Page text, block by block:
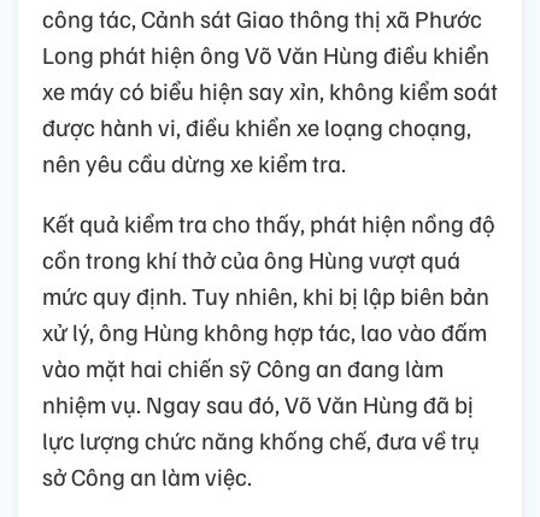
công tác, Cảnh sát Giao thông thị xã Phước
Long phát hiện ông Võ Văn Hùng điều khiển
xe máy có biểu hiện say xỉn, không kiểm soát
được hành vi, điều khiển xe loạng choạng,
nên yêu cầu dừng xe kiểm tra.
Kết quả kiểm tra cho thấy, phát hiện nồng độ
cồn trong khí thở của ông Hùng vượt quá
mức quy định. Tuy nhiên, khi bị lập biên bản
xử lý, ông Hùng không hợp tác, lao vào đấm
vào mặt hai chiến sỹ Công an đang làm
nhiệm vụ. Ngay sau đó, Võ Văn Hùng đã bị
lực lượng chức năng khống chế, đưa về trụ
sở Công an làm việc.